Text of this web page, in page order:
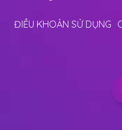
ĐIỀU KHOẢN SỬ DỤNG